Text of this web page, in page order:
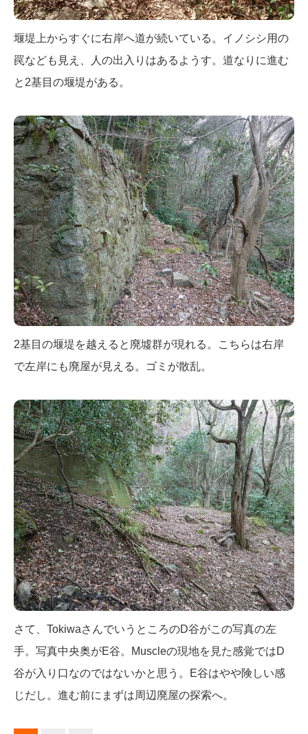
堰堤上からすぐに右岸へ道が続いている。イノシシ用の
罠なども見え、人の出入りはあるようす。道なりに進む
と2基目の堰堤がある。
2基目の堰堤を越えると廃墟群が現れる。こちらは右岸
で左岸にも廃屋が見える。ゴミが散乱。
さて、TokiwaさんでいうところのD谷がこの写真の左
手。写真中央奥がE谷。Muscleの現地を見た感覚ではD
谷が入り口なのではないかと思う。E谷はやや険しい感
じだし。進む前にまずは周辺廃屋の探索へ。